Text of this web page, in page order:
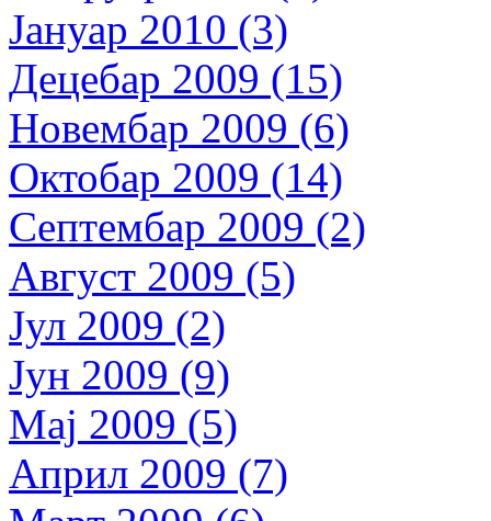
Јануар 2010 (3)
Децебар 2009 (15)
Новембар 2009 (6)
Октобар 2009 (14)
Септембар 2009 (2)
Август 2009 (5)
Јул 2009 (2)
Јун 2009 (9)
Мај 2009 (5)
Април 2009 (7)